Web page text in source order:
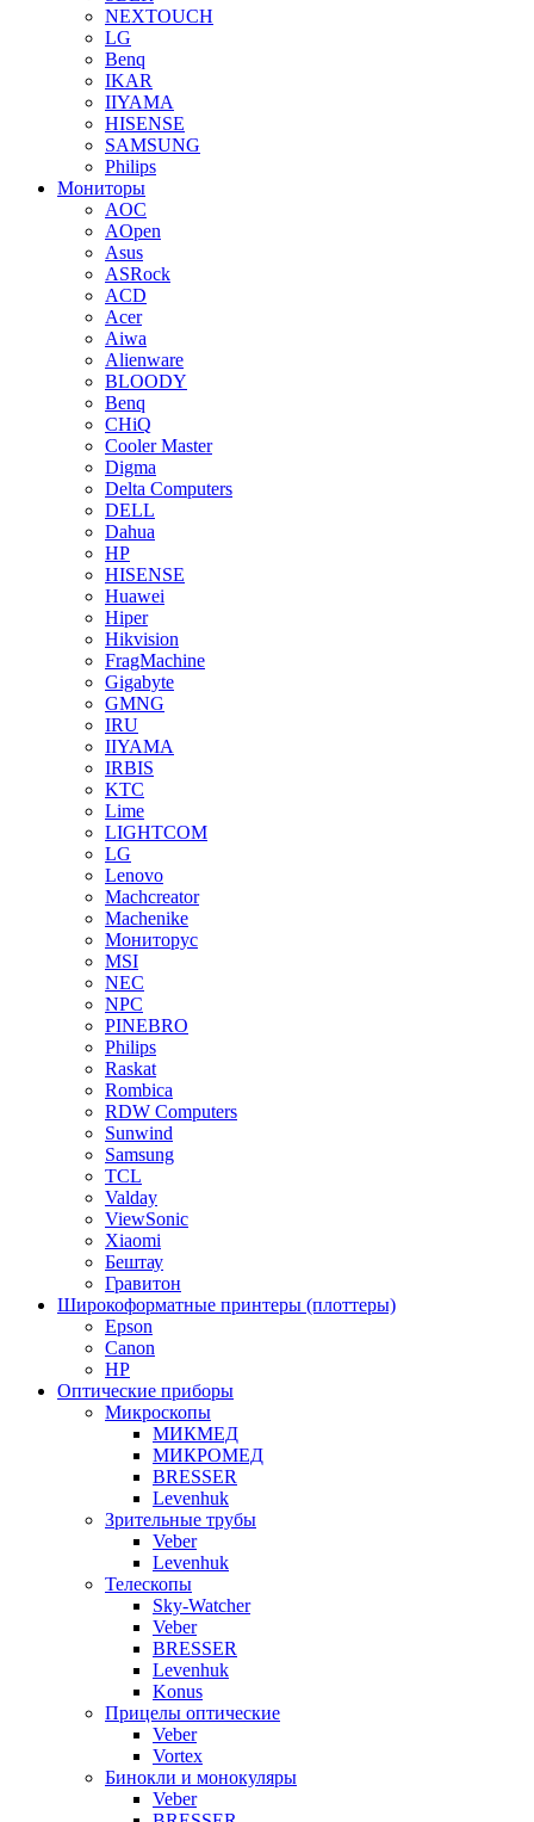
NEXTOUCH
LG
Benq
IKAR
IIYAMA
HISENSE
SAMSUNG
Philips
Мониторы
AOC
AOpen
Asus
ASRock
ACD
Acer
Aiwa
Alienware
BLOODY
Benq
CHiQ
Cooler Master
Digma
Delta Computers
DELL
Dahua
HP
HISENSE
Huawei
Hiper
Hikvision
FragMachine
Gigabyte
GMNG
IRU
IIYAMA
IRBIS
KTC
Lime
LIGHTCOM
LG
Lenovo
Machcreator
Machenike
Мониторус
MSI
NEC
NPC
PINEBRO
Philips
Raskat
Rombica
RDW Computers
Sunwind
Samsung
TCL
Valday
ViewSonic
Xiaomi
Бештау
Гравитон
Широкоформатные принтеры (плоттеры)
Epson
Canon
HP
Оптические приборы
Микроскопы
МИКМЕД
МИКРОМЕД
BRESSER
Levenhuk
Зрительные трубы
Veber
Levenhuk
Телескопы
Sky-Watcher
Veber
BRESSER
Levenhuk
Konus
Прицелы оптические
Veber
Vortex
Бинокли и монокуляры
Veber